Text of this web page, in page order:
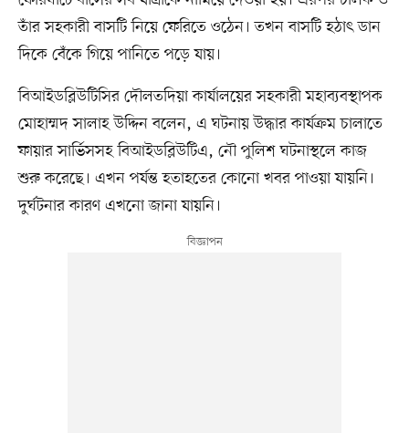
তাঁর সহকারী বাসটি নিয়ে ফেরিতে ওঠেন। তখন বাসটি হঠাৎ ডান
দিকে বেঁকে গিয়ে পানিতে পড়ে যায়।
বিআইডব্লিউটিসির দৌলতদিয়া কার্যালয়ের সহকারী মহাব্যবস্থাপক
মোহাম্মদ সালাহ উদ্দিন বলেন, এ ঘটনায় উদ্ধার কার্যক্রম চালাতে
ফায়ার সার্ভিসসহ বিআইডব্লিউটিএ, নৌ পুলিশ ঘটনাস্থলে কাজ
শুরু করেছে। এখন পর্যন্ত হতাহতের কোনো খবর পাওয়া যায়নি।
দুর্ঘটনার কারণ এখনো জানা যায়নি।